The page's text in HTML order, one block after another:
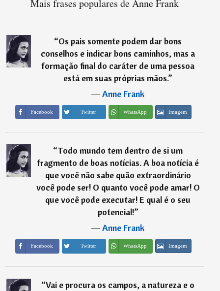
Mais frases populares de Anne Frank
“Os pais somente podem dar bons
conselhos e indicar bons caminhos, mas a
formação final do caráter de uma pessoa
está em suas próprias mãos.”
―Anne Frank
Facebook Twitter WhatsApp Imagem
“Todo mundo tem dentro de si um
fragmento de boas notícias. A boa notícia é
que você não sabe quão extraordinário
você pode ser! O quanto você pode amar! O
que você pode executar! E qual é o seu
potencial!”
―Anne Frank
Facebook Twitter WhatsApp Imagem
“Vai e procura os campos, a natureza e o